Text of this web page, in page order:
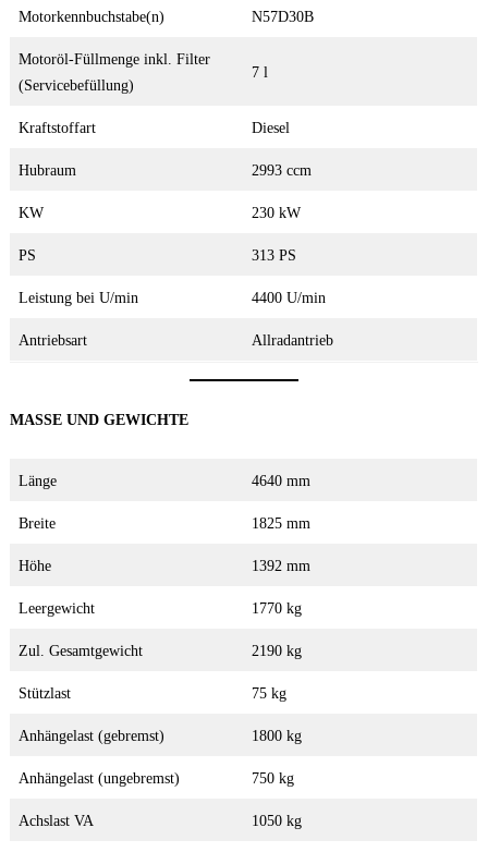
Motorkennbuchstabe(n) N57D30B
Motoröl-Füllmenge inkl. Filter
(Servicebefüllung)
7 l
Kraftstoffart Diesel
Hubraum 2993 ccm
KW 230 kW
PS 313 PS
Leistung bei U/min 4400 U/min
Antriebsart Allradantrieb
MASSE UND GEWICHTE
Länge 4640 mm
Breite 1825 mm
Höhe 1392 mm
Leergewicht 1770 kg
Zul. Gesamtgewicht 2190 kg
Stützlast 75 kg
Anhängelast (gebremst) 1800 kg
Anhängelast (ungebremst) 750 kg
Achslast VA 1050 kg